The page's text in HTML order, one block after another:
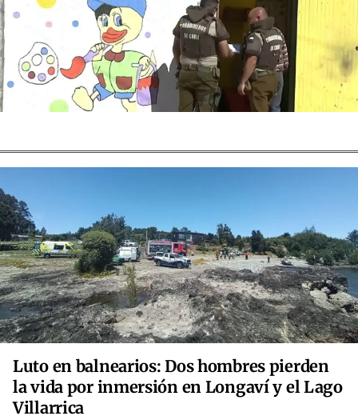
Luto en balnearios: Dos hombres pierden
la vida por inmersión en Longaví y el Lago
Villarrica